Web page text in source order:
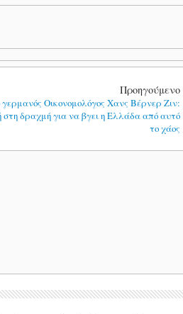
Προηγούμενο
γερμανός Οικονομολόγος Χανς Βέρνερ Ζιν:
στη δραχμή για να βγει η Ελλάδα από αυτό
το χάος